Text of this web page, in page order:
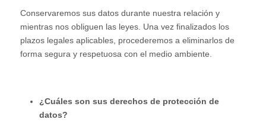
Conservaremos sus datos durante nuestra relación y
mientras nos obliguen las leyes. Una vez finalizados los
plazos legales aplicables, procederemos a eliminarlos de
forma segura y respetuosa con el medio ambiente.
¿Cuáles son sus derechos de protección de
datos?